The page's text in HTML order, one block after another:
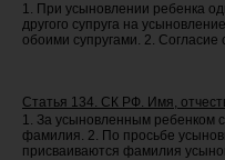
1. При усыновлении ребенка
другого супруга на
обоими супругами. 2. Согласие
Статья 134. СК РФ. Имя,
1. За усыновленным ребенком
фамилия. 2. По просьбе
присваиваются фамилия